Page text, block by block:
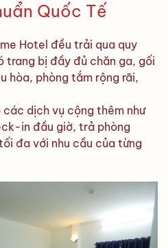
Quốc Tế
Hotel đều trải qua quy
trang bị đầy đủ chăn ga, gối
hòa, phòng tắm rộng rãi,
dịch vụ cộng thêm như
in đầu giờ, trả phòng
đa với nhu cầu của từng